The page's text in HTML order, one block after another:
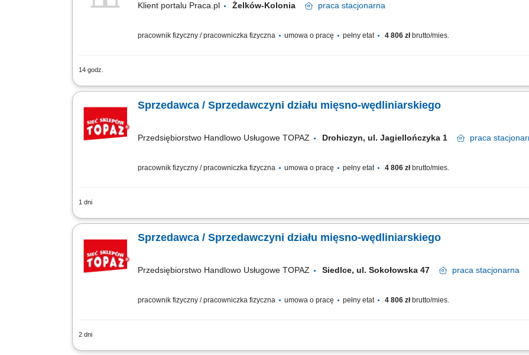
Klient portalu Praca.pl Żelków-Kolonia praca stacjonarna
pracownik fizyczny / pracowniczka fizyczna umowa o pracę pełny etat 4 806 złbrutto/mies.
14 godz.
obsługa klientów przy stoisku z produktami świeżymi oraz udzielanie informacji o asortymencie; przygotowywanie i
Sprzedawca / Sprzedawczyni działu mięsno-wędliniarskiego
Przedsiębiorstwo Handlowo Usługowe TOPAZ Drohiczyn, ul. Jagiellończyka 1 praca
pracownik fizyczny / pracowniczka fizyczna umowa o pracę pełny etat 4 806 złbrutto/mies.
1 dni
Twoje główne zadania: zapewnienie profesjonalnej obsługi Klientów zgodnie ze standardami sieci Topaz dbałość o
Sprzedawca / Sprzedawczyni działu mięsno-wędliniarskiego
Przedsiębiorstwo Handlowo Usługowe TOPAZ Siedlce, ul. Sokołowska 47 praca stacjonarna
pracownik fizyczny / pracowniczka fizyczna umowa o pracę pełny etat 4 806 złbrutto/mies.
2 dni
Twoje główne zadania: zapewnienie profesjonalnej obsługi Klientów zgodnie ze standardami sieci Topaz dbałość o